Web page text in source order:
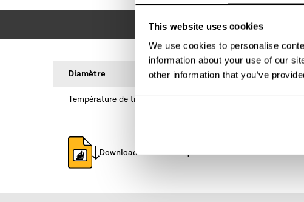
This website uses cookies
We use cookies to personalise
information about your use of our
other information that you’ve
Diamètre
Température de travail
Download fiche technique